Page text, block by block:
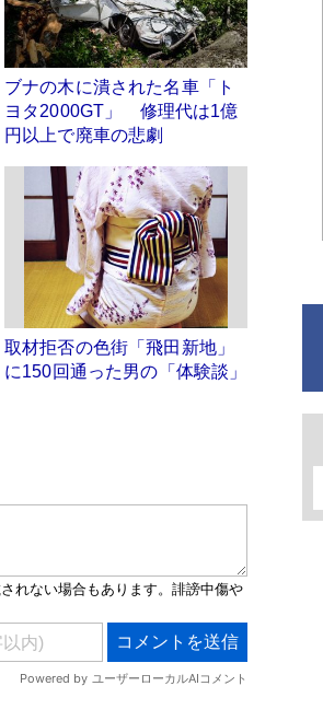
ブナの木に潰された名車「ト
ヨタ2000GT」 修理代は1億
円以上で廃車の悲劇
取材拒否の色街「飛田新地」
に150回通った男の「体験談」